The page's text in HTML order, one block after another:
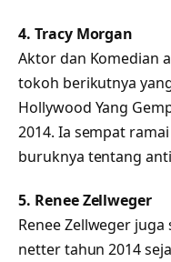
4. Tracy Morgan
Aktor dan Komedian
tokoh berikutnya
Hollywood Yang
2014. Ia sempat
buruknya tentang
5. Renee Zellweger
Renee Zellweger
netter tahun 2014